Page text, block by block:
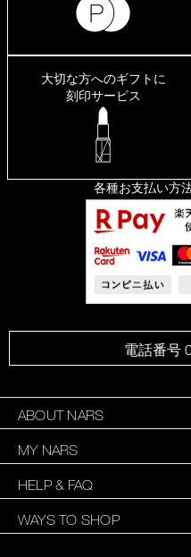
大切な方へのギフトに
刻印サービス
各種お支払い方
電話番号
ABOUT NARS
MY NARS
HELP & FAQ
WAYS TO SHOP